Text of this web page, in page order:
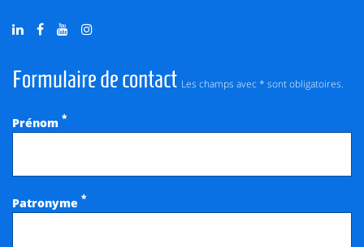
Formulaire de contact Les champs avec * sont obligatoires.
Prénom *
Patronyme *